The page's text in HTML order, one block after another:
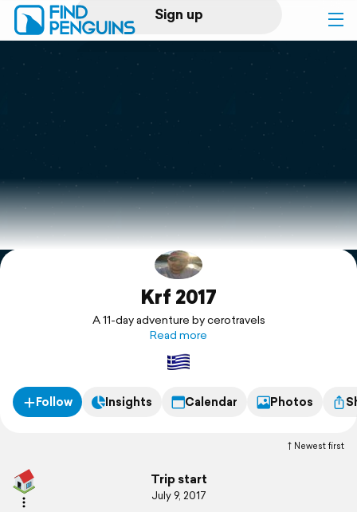
Sign up
Log in
Print a book
Flyover video
Explore
Krf 2017
A 11-day adventure by cerotravels
Read more
Follow Insights Calendar Photos
Newest first
Trip start
July 9, 2017